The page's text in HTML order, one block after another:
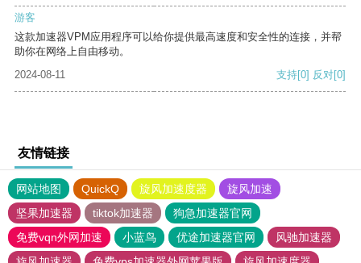
游客
这款加速器VPM应用程序可以给你提供最高速度和安全性的连接，并帮
助你在网络上自由移动。
2024-08-11
支持[0] 反对[0]
友情链接
网站地图 QuickQ 旋风加速度器
旋风加速
坚果加速器
tiktok加速器
狗急加速器官网
免费vqn外网加速
小蓝鸟 优途加速器官网
风驰加速器